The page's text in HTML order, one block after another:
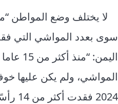
لا يختلف وضع المواطن
سوى بعدد المواشي التي
اليمن:
المواشي، ولم يكن عليها
2024